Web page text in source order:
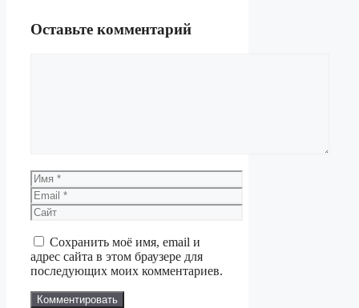
Оставьте комментарий
Имя
Email
Сайт
Сохранить моё имя, email и
адрес сайта в этом браузере для
последующих моих комментариев.